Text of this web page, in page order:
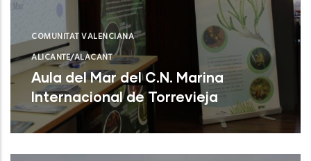
COMUNITAT VALENCIANA
ALICANTE/ALACANT
Aula del Mar del C.N. Marina
Internacional de Torrevieja
Torrevieja (Alicante)